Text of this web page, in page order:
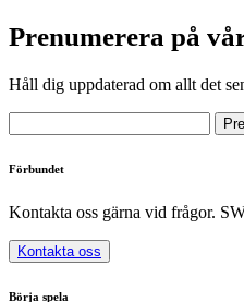
Prenumerera på
Håll dig uppdaterad om allt det
Förbundet
Kontakta oss gärna vid frågor.
Kontakta oss
Börja spela